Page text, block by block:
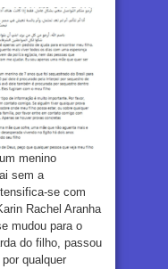
menino
sem a
se com
Rachel Aranha
mudou para o
do filho, passou
qualquer